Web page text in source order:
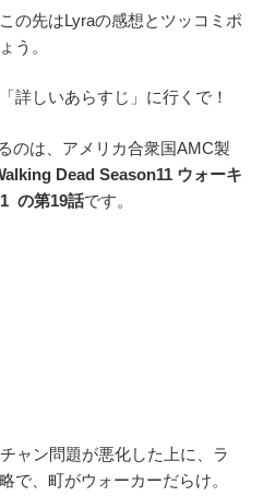
の先はLyraの感想とツッコミポ
う。
詳しいあらすじ」に行くで！
のは、アメリカ合衆国AMC製
Dead Season11 ウォーキ
の第19話です。
ャン問題が悪化した上に、ラ
で、町がウォーカーだらけ。